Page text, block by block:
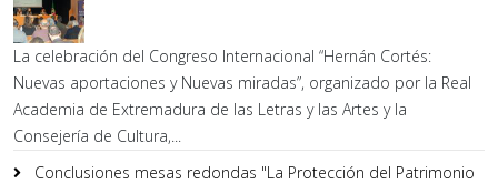
La celebración del Congreso Internacional “Hernán Cortés:
Nuevas aportaciones y Nuevas miradas”, organizado por la Real
Academia de Extremadura de las Letras y las Artes y la
Consejería de Cultura,...
Conclusiones mesas redondas "La Protección del Patrimonio